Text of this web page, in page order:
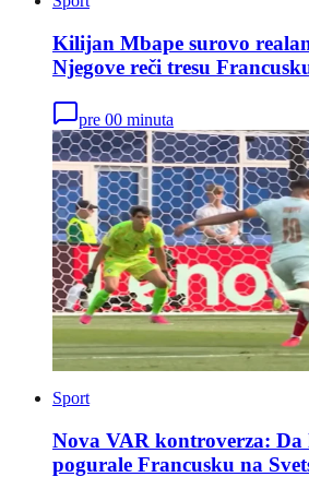
Kilijan Mbape surovo
Njegove reči tresu
pre 00 minuta
Sport
Nova VAR kontroverza: Da
pogurale Francusku na